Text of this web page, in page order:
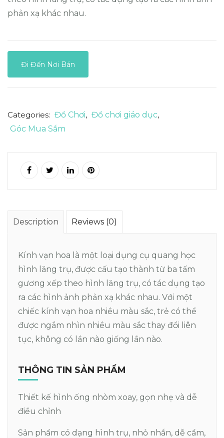
phản xạ khác nhau.
Đi Đến Nơi Bán
Categories: Đồ Chơi, Đồ chơi giáo dục,
Góc Mua Sắm
Description Reviews (0)
Kính vạn hoa là một loại dụng cụ quang học
hình lăng trụ, được cấu tạo thành từ ba tấm
gương xếp theo hình lăng trụ, có tác dụng tạo
ra các hình ảnh phản xạ khác nhau. Với một
chiếc kính vạn hoa nhiều màu sắc, trẻ có thể
được ngắm nhìn nhiều màu sắc thay đổi liên
tục, không có lần nào giống lần nào.
THÔNG TIN SẢN PHẨM
Thiết kế hình ống nhòm xoay, gọn nhẹ và dễ
điều chỉnh
Sản phẩm có dạng hình trụ, nhỏ nhắn, dễ cầm,